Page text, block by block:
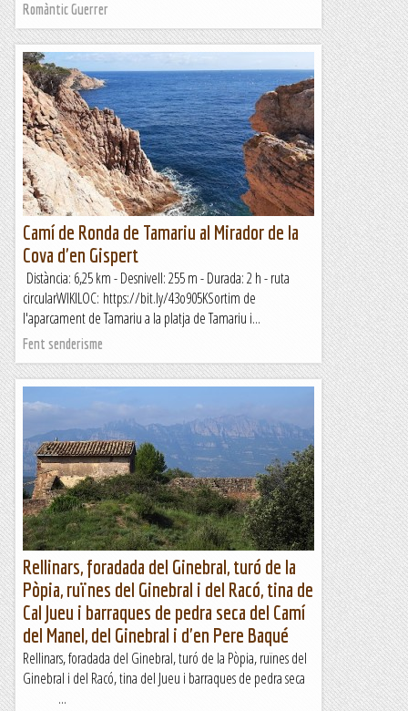
Romàntic Guerrer
Camí de Ronda de Tamariu al Mirador de la
Cova d'en Gispert
Distància: 6,25 km - Desnivell: 255 m - Durada: 2 h - ruta
circularWIKILOC: https://bit.ly/43o905KSortim de
l'aparcament de Tamariu a la platja de Tamariu i...
Fent senderisme
Rellinars, foradada del Ginebral, turó de la
Pòpia, ruïnes del Ginebral i del Racó, tina de
Cal Jueu i barraques de pedra seca del Camí
del Manel, del Ginebral i d'en Pere Baqué
Rellinars, foradada del Ginebral, turó de la Pòpia, ruïnes del
Ginebral i del Racó, tina del Jueu i barraques de pedra seca
...